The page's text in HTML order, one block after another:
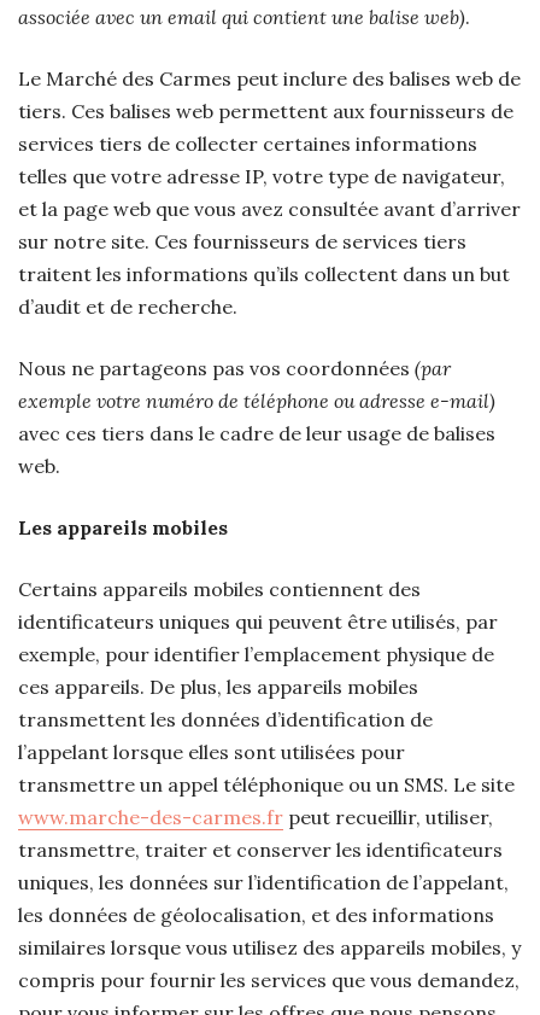
associée avec un email qui contient une balise web).
Le Marché des Carmes peut inclure des balises web de
tiers. Ces balises web permettent aux fournisseurs de
services tiers de collecter certaines informations
telles que votre adresse IP, votre type de navigateur,
et la page web que vous avez consultée avant d’arriver
sur notre site. Ces fournisseurs de services tiers
traitent les informations qu’ils collectent dans un but
d’audit et de recherche.
Nous ne partageons pas vos coordonnées (par
exemple votre numéro de téléphone ou adresse e-mail)
avec ces tiers dans le cadre de leur usage de balises
web.
Les appareils mobiles
Certains appareils mobiles contiennent des
identificateurs uniques qui peuvent être utilisés, par
exemple, pour identifier l’emplacement physique de
ces appareils. De plus, les appareils mobiles
transmettent les données d’identification de
l’appelant lorsque elles sont utilisées pour
transmettre un appel téléphonique ou un SMS. Le site
www.marche-des-carmes.fr peut recueillir, utiliser,
transmettre, traiter et conserver les identificateurs
uniques, les données sur l’identification de l’appelant,
les données de géolocalisation, et des informations
similaires lorsque vous utilisez des appareils mobiles, y
compris pour fournir les services que vous demandez,